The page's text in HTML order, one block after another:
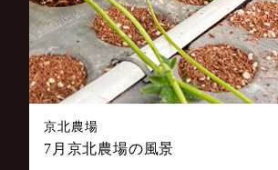
京北農場
7月京北農場の風景